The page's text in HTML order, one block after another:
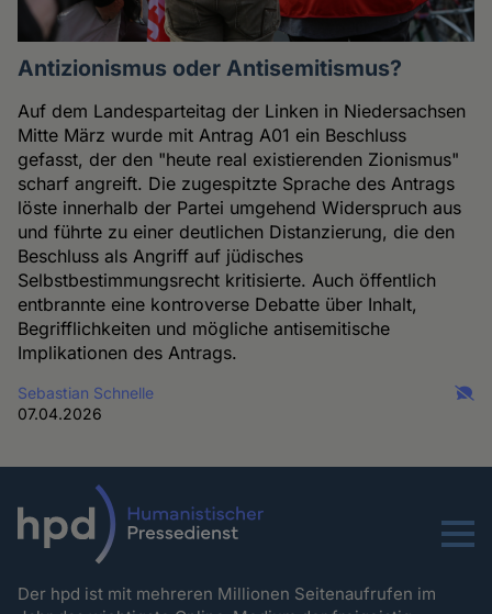
Antizionismus oder Antisemitismus?
Auf dem Landesparteitag der Linken in Niedersachsen
Mitte März wurde mit Antrag A01 ein Beschluss
gefasst, der den "heute real existierenden Zionismus"
scharf angreift. Die zugespitzte Sprache des Antrags
löste innerhalb der Partei umgehend Widerspruch aus
und führte zu einer deutlichen Distanzierung, die den
Beschluss als Angriff auf jüdisches
Selbstbestimmungsrecht kritisierte. Auch öffentlich
entbrannte eine kontroverse Debatte über Inhalt,
Begrifflichkeiten und mögliche antisemitische
Implikationen des Antrags.
Sebastian Schnelle
07.04.2026
Menu
Der hpd ist mit mehreren Millionen Seitenaufrufen im